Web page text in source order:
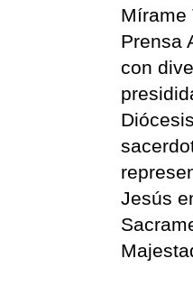
Mírame
Prensa
con
Jesús